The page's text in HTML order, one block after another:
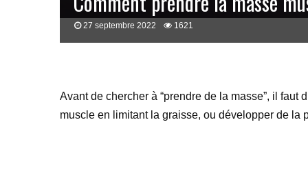
27 septembre 2022 1621
Avant de chercher à “prendre de la masse”, il
muscle en limitant la graisse, ou développer de la